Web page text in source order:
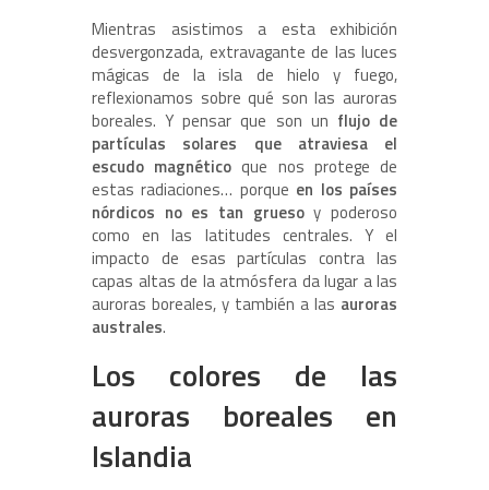
Mientras asistimos a esta exhibición
desvergonzada, extravagante de las luces
mágicas de la isla de hielo y fuego,
reflexionamos sobre qué son las auroras
boreales. Y pensar que son un flujo de
partículas solares que atraviesa el
escudo magnético que nos protege de
estas radiaciones… porque en los países
nórdicos no es tan gruesoy poderoso
como en las latitudes centrales. Y el
impacto de esas partículas contra las
capas altas de la atmósfera da lugar a las
auroras boreales, y también a las auroras
australes.
Los colores de las
auroras boreales en
Islandia